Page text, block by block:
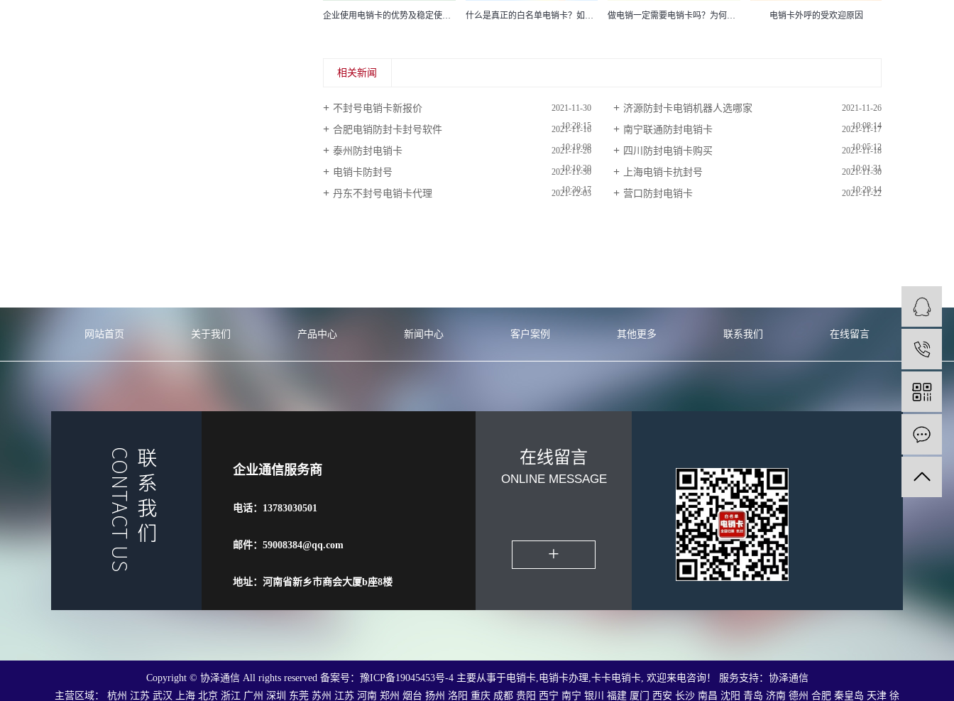
企业使用电销卡的优势及稳定使用方法 什么是真正的白名单电销卡？如何辨别白名单电销卡 做电销一定需要电销卡吗？为何多人选它？ 电销卡外呼的受欢迎原因
相关新闻
不封号电销卡新报价
2021-11-30
10:28:15
济源防封卡电销机器人选哪家
2021-11-26
10:08:14
合肥电销防封卡封号软件
2021-11-16
10:19:08
南宁联通防封电销卡
2021-11-17
10:05:12
泰州防封电销卡
2021-11-26
10:10:20
四川防封电销卡购买
2021-11-18
10:01:31
电销卡防封号
2021-11-30
10:30:17
上海电销卡抗封号
2021-11-30
10:29:14
丹东不封号电销卡代理
2021-12-03
营口防封电销卡
2021-11-22
网站首页 关于我们 产品中心 新闻中心 客户案例 其他更多 在线留言
联系我们
企业通信服务商
电话：13783030501
邮件：59008384@qq.com
地址：河南省新乡市商会大厦b座8楼
在线留言
ONLINE MESSAGE
+
Copyright © 协泽通信 All rights reserved 备案号： 豫ICP备19045453号-4 主要从事于电销卡,电销卡办理,卡卡电销卡, 欢迎来电咨询！ 服务支持： 协泽通信
主营区域： 杭州 江苏 武汉 上海 北京 浙江 广州 深圳 东莞 苏州 江苏 河南 郑州 烟台 扬州 洛阳 重庆 成都 贵阳 西宁 南宁 银川 福建 厦门 西安 长沙 南昌 沈阳 青岛 济南 德州 合肥 秦皇岛 天津 徐